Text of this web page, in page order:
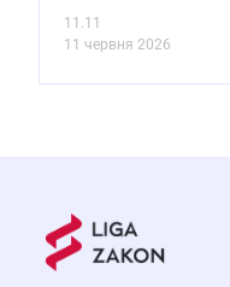
11.11
11 червня 2026